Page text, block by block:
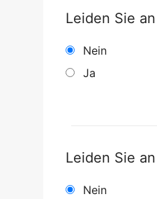
Leiden Sie
Nein
Ja
Leiden Sie
Nein